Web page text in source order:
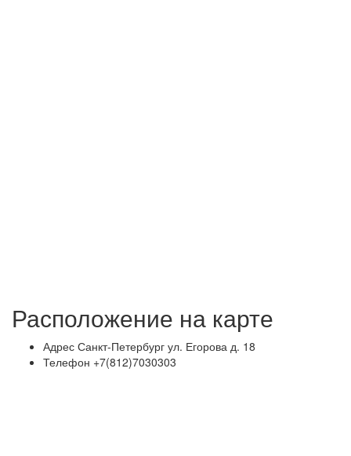
Расположение на карте
Адрес Санкт-Петербург ул. Егорова д. 18
Телефон +7(812)7030303